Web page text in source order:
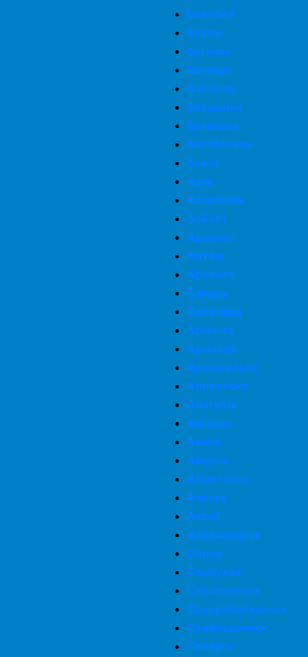
Белебей
Бавлы
Батайск
Барнаул
Балашов
Балашиха
Балаково
Балабаново
Бакал
Азов
Астрахань
Асбест
Арзамас
Артем
Арсенев
Самара
Салехард
Армянск
Армавир
Архангельск
Апрелевка
Апатиты
Ангарск
Анапа
Амурск
Алметевск
Ачинск
Аксай
Александров
Серов
Серпухов
Севастополь
Северобайкальск
Северодвинск
Северск